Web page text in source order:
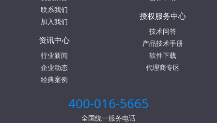
联系我们
加入我们
授权服务中心
技术问答
产品技术手册
软件下载
代理商专区
资讯中心
行业新闻
企业动态
经典案例
400-016-5665
全国统一服务电话